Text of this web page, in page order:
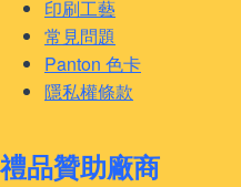
印刷工藝
常見問題
Panton 色卡
隱私權條款
禮品贊助廠商